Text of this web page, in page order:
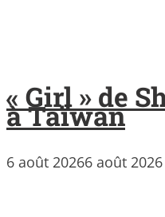
« Girl » de
à Taïwan
6 août 20266 août 2026